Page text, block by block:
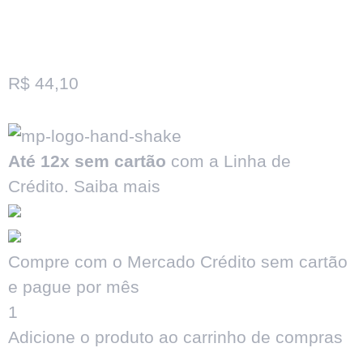
R$ 44,10
Até 12x sem cartão com a Linha de
Crédito. Saiba mais
Compre com o Mercado Crédito sem cartão
e pague por mês
1
Adicione o produto ao carrinho de compras